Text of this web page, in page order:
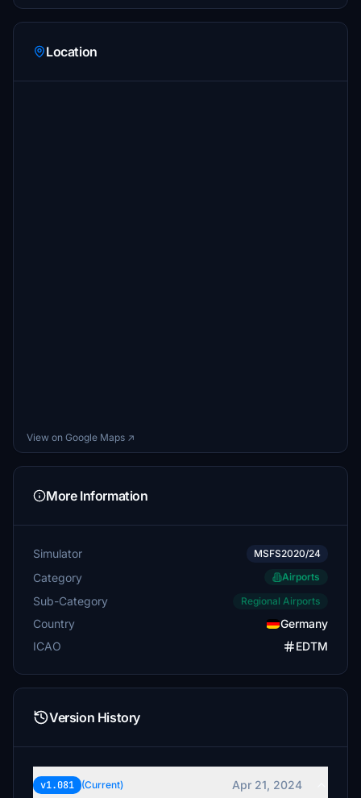
Location
View on Google Maps ↗
More Information
Simulator MSFS2020/24
Category Airports
Sub-Category Regional Airports
Country
Germany
ICAO
EDTM
Version History
v1.081 (Current)
Apr 21, 2024